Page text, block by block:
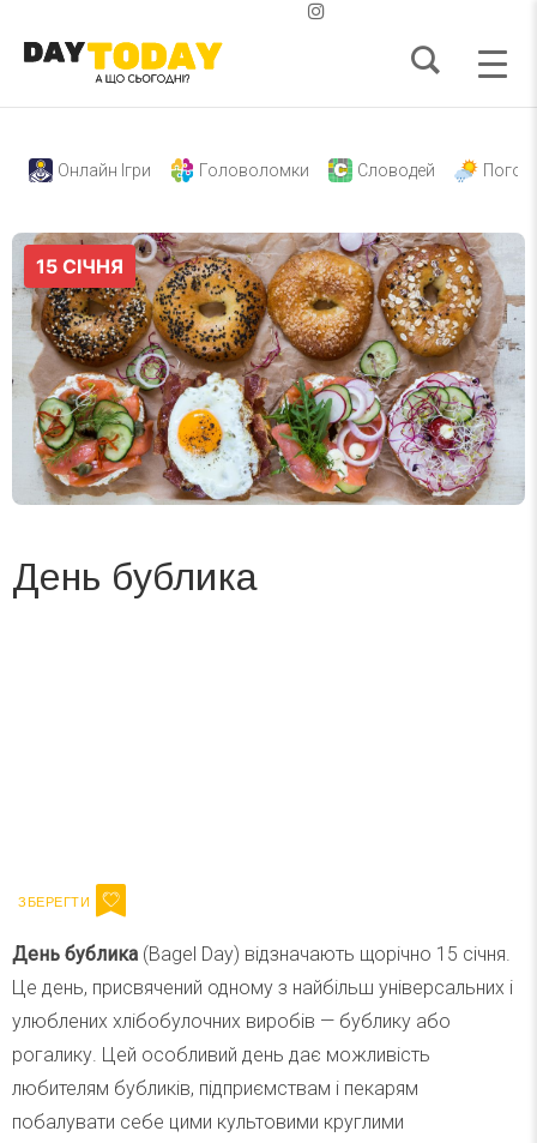
Онлайн Ігри Головоломки Словодей
День бублика
День бублика (Bagel Day) відзначають щорічно 15 січня.
Це день, присвячений одному з найбільш універсальних і
улюблених хлібобулочних виробів — бублику або
рогалику. Цей особливий день дає можливість
любителям бубликів, підприємствам і пекарям
побалувати себе цими культовими круглими